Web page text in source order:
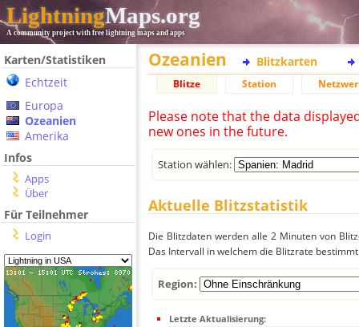
LightningMaps.org
A community project with free lightning maps and apps
Karten/Statistiken
Echtzeit
Europa
Ozeanien
Amerika
Infos
Apps
Über
Für Teilnehmer
Login
Ozeanien Blitzkarten
Blitze Station
Please note that the data
new ones in the future.
Station wählen:
Aktuelle Blitzstatistik
Die Blitzdaten werden alle 2 Minuten von
Das Intervall in welchem die Blitzrate
Region:
Letzte Aktualisierung: